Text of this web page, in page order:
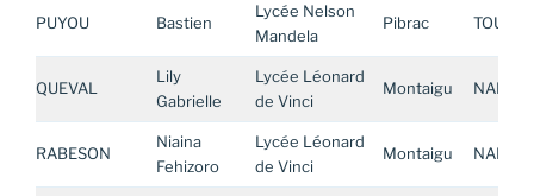
PUYOU Bastien
Lycée Nelson
Mandela
Pibrac
QUEVAL
Lily
Gabrielle
Lycée Léonard
de Vinci
Montaigu
RABESON
Niaina
Fehizoro
Lycée Léonard
de Vinci
Montaigu